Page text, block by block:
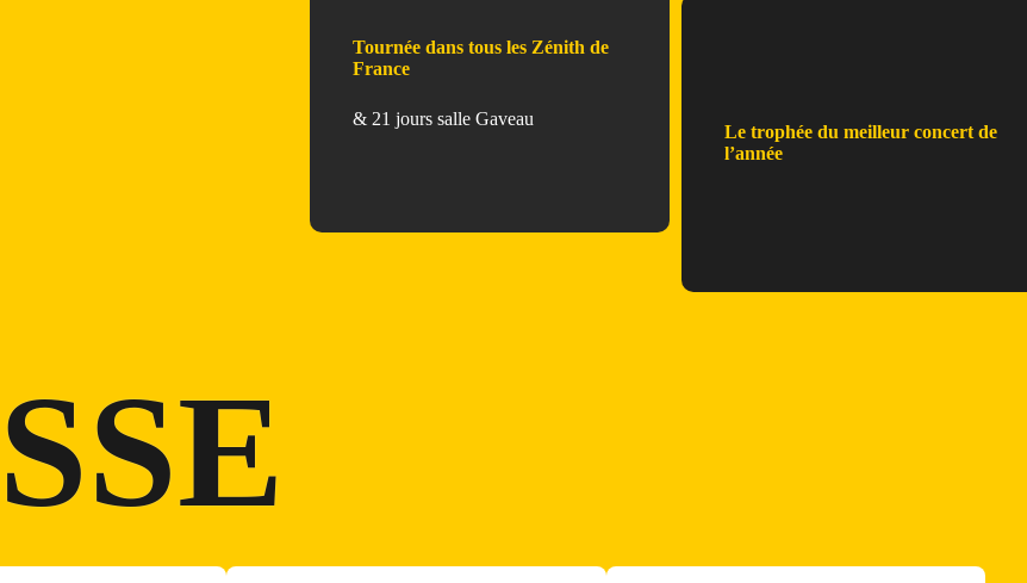
Tournée dans tous les Zénith de
France
& 21 jours salle Gaveau
Le trophée du meilleur concert de
l’année